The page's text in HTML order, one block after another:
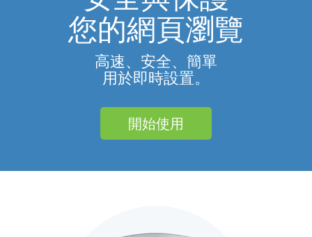
您的網頁瀏覽
高速、安全、簡單
用於即時設置。
開始使用